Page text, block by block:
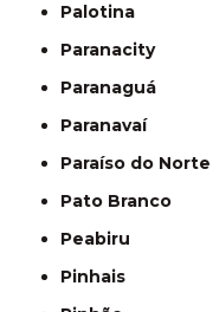
Palotina
Paranacity
Paranaguá
Paranavaí
Paraíso do Norte
Pato Branco
Peabiru
Pinhais